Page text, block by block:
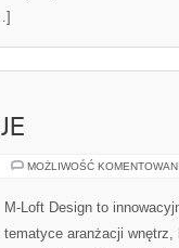
MOŻLIWOŚĆ
M-Loft Design to
tematyce aranżacji